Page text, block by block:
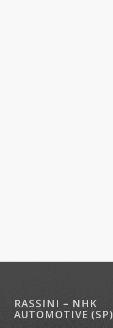
RASSINI – NHK
AUTOMOTIVE (SP)